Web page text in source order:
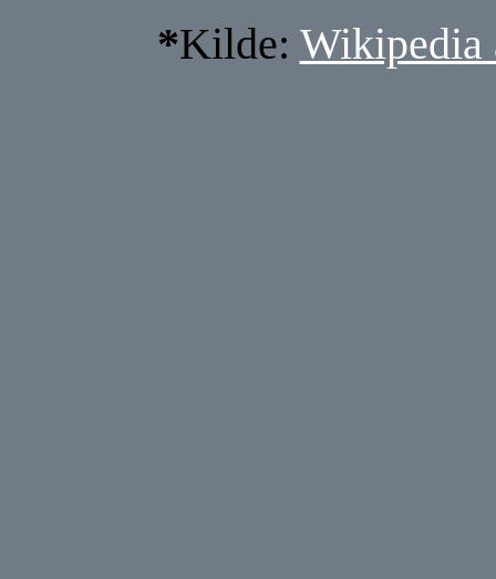
*Kilde: Wikipedia